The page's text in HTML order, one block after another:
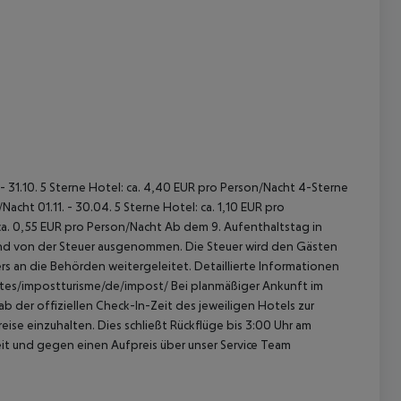
5 Sterne Hotel: ca. 4,40 EUR pro Person/Nacht 4-Sterne
01.11. - 30.04. 5 Sterne Hotel: ca. 1,10 EUR pro
0,55 EUR pro Person/Nacht Ab dem 9. Aufenthaltstag in
von der Steuer ausgenommen. Die Steuer wird den Gästen
an die Behörden weitergeleitet. Detaillierte Informationen
impostturisme/de/impost/ Bei planmäßiger Ankunft im
der offiziellen Check-In-Zeit des jeweiligen Hotels zur
einzuhalten. Dies schließt Rückflüge bis 3:00 Uhr am
gegen einen Aufpreis über unser Service Team